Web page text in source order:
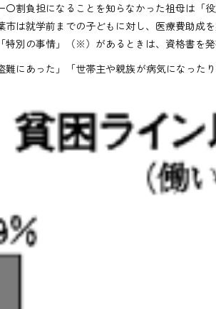
割負担になることを知らなかった祖母は「
は就学前までの子どもに対し、医療費助成
別の事情」（※）があるときは、資格書を
にあった」「世帯主や親族が病気になった